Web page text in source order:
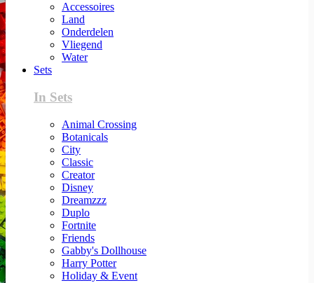
Accessoires
Land
Onderdelen
Vliegend
Water
Sets
In Sets
Animal Crossing
Botanicals
City
Classic
Creator
Disney
Dreamzzz
Duplo
Fortnite
Friends
Gabby's Dollhouse
Harry Potter
Holiday & Event